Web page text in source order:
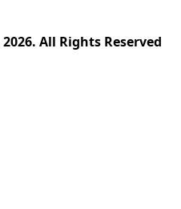
2026. All Rights Reserved